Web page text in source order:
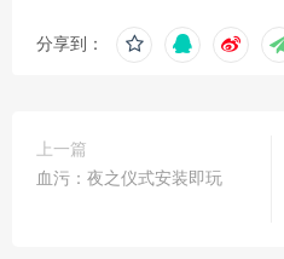
分享到：
上一篇
血污：夜之仪式安装即玩